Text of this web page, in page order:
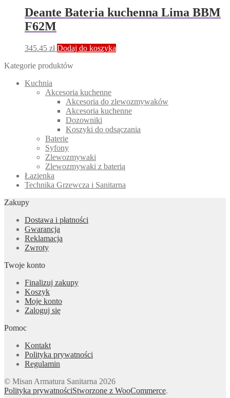
Deante Bateria kuchenna Lima BBM
F62M
345.45 zł Dodaj do koszyka
Kategorie produktów
Kuchnia
Akcesoria kuchenne
Akcesoria do zlewozmywaków
Akcesoria kuchenne
Dozowniki
Koszyki do odsączania
Baterie
Syfony
Zlewozmywaki
Zlewozmywaki z baterią
Łazienka
Technika Grzewcza i Sanitarna
Zakupy
Dostawa i płatności
Gwarancja
Reklamacja
Zwroty
Twoje konto
Finalizuj zakupy
Koszyk
Moje konto
Zaloguj się
Pomoc
Kontakt
Polityka prywatności
Regulamin
© Misan Armatura Sanitarna 2026
Polityka prywatnościStworzone z WooCommerce.